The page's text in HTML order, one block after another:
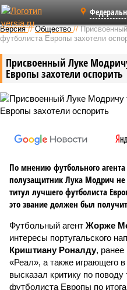
Версия //Общество //
футболиста Европы захотели
Присвоенный Луке
Европы захотели оспорить
По мнению футбольного
полузащитник Лука Модрич
титул лучшего футболиста
это звание должен был
Футбольный агент Жорже
интересы португальского
Криштиану Роналду, ранее
«Реал», а также играющего
высказал критику по поводу
футболиста Европы по